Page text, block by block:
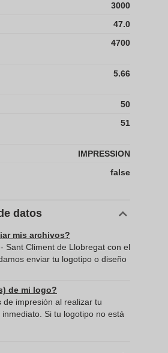
3000
47.0
4700
5.66
50
51
IMPRESSION
false
datos
mis archivos?
Sant Climent de Llobregat con el
enviar tu logotipo o diseño
de mi logo?
de impresión al realizar tu
Si tu logotipo no está